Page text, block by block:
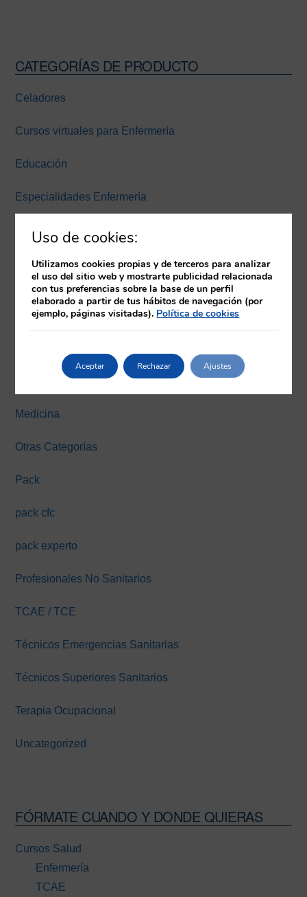
Barra
lateral
CATEGORÍAS DE PRODUCTO
Celadores
Cursos virtuales para Enfermería
Educación
Especialidades Enfermería
Experiencia inmersiva
Expertos Enfermería Universidad Europea Miguel de
Cervantes
Farmacia
Máster y Expertos Online
Medicina
Otras Categorías
Pack
pack cfc
pack experto
Profesionales No Sanitarios
TCAE / TCE
Técnicos Emergencias Sanitarias
Técnicos Superiores Sanitarios
Terapia Ocupacional
Uncategorized
FÓRMATE CUANDO Y DONDE QUIERAS
Cursos Salud
Enfermería
TCAE
Uso de cookies:
Utilizamos cookies propias y de terceros para analizar
el uso del sitio web y mostrarte publicidad relacionada
con tus preferencias sobre la base de un perfil
elaborado a partir de tus hábitos de navegación (por
ejemplo, páginas visitadas). Política de cookies
Aceptar Rechazar Ajustes